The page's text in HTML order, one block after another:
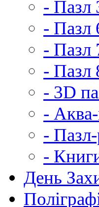
- Пазл
- Пазл
- Пазл
- Пазл
- 3D
-
-
-
День